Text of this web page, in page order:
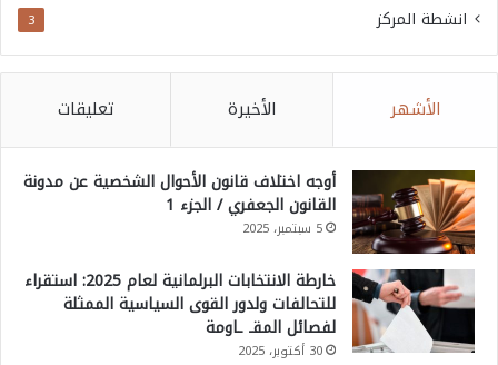
انشطة المركز 3
الأشهر الأخيرة تعليقات
أوجه اختلاف قانون الأحوال الشخصية عن مدونة
القانون الجعفري / الجزء 1
5 سبتمبر، 2025
خارطة الانتخابات البرلمانية لعام 2025: استقراء
للتحالفات ولدور القوى السياسية الممثلة
لفصائل المقـ ـاومة
30 أكتوبر، 2025